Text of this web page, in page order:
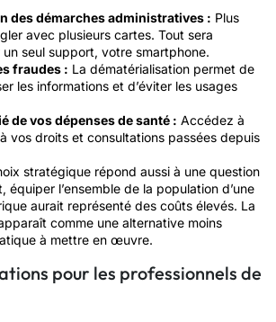
des démarches administratives : Plus
avec plusieurs cartes. Tout sera
seul support, votre smartphone.
fraudes : La dématérialisation permet de
les informations et d’éviter les usages
de vos dépenses de santé : Accédez à
vos droits et consultations passées depuis
stratégique répond aussi à une question
équiper l’ensemble de la population d’une
aurait représenté des coûts élevés. La
comme une alternative moins
à mettre en œuvre.
pour les professionnels de